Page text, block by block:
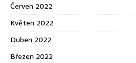
Červen 2022
Květen 2022
Duben 2022
Březen 2022